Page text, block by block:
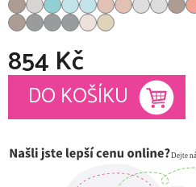
854 Kč
Měrná cena:
DO KOŠÍKU